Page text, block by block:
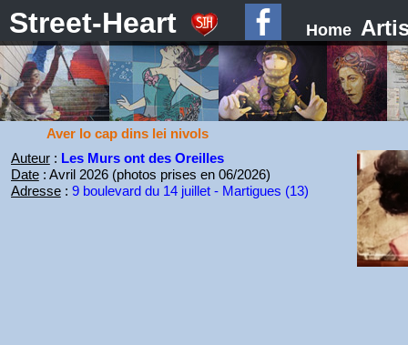
Street-Heart Home
Aver lo cap dins lei nivols
Auteur: Les Murs ont des Oreilles
Date: Avril 2026 (photos prises en 06/2026)
Adresse: 9 boulevard du 14 juillet - Martigues (13)